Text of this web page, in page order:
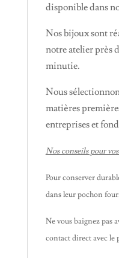
disponible dans
Nos bijoux sont
notre atelier près
minutie.
Nous
matières
entreprises et
Nos conseils pour
Pour conserver
dans leur pochon
Ne vous baignez pas
contact direct avec le